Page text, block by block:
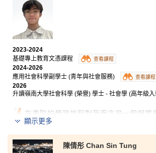
香港城市大學社會科學學士 (公共事務與管
學)
香港教育大學社會學與社區研究榮譽社會科
級入學)
文憑試失利過後，我和很多⼈⼀樣感到不
需要尋找其他出路。當時的我對社會⼯作
知書院有相關課程後，我便懷着戰戰兢兢
升讀⼤學的機會。
的教學⽅式截然不同。幸好得到學⽣發展
導員和師兄師姐的幫助，才讓我慢慢適
2023-2024
基礎專上教育文憑課程
查看課程
2024-2026
應用社會科學副學士 (青年與社會服務)
查看課程
2026
升讀嶺南大學社會科學 (榮譽) 學士 - 社會學 (高年級
在書院的學習旅程對我而言是一個相當
段。剛入學的第一年，我曾感到迷惘，亦
第二年，我逐漸了解自己真正感興趣的方
認真地面對學業及未來目標。
顯示更多
陳倩彤 Chan Sin Tung